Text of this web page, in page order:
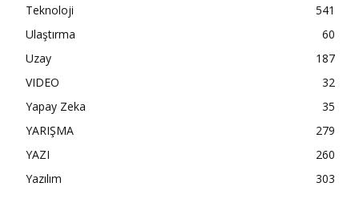
Teknoloji
541
Ulaştırma
60
Uzay
187
VIDEO
32
Yapay Zeka
35
YARIŞMA
279
YAZI
260
Yazılım
303